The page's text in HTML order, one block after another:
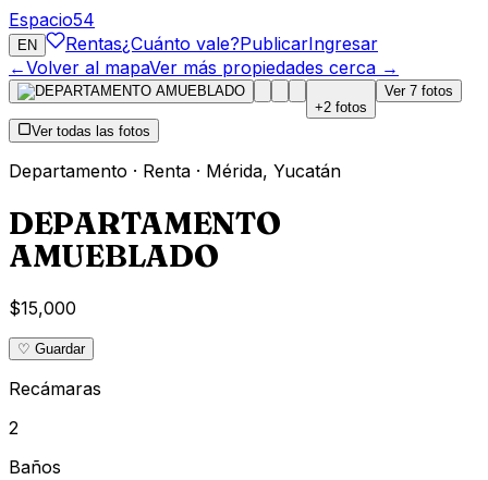
Espacio54
EN Rentas¿Cuánto vale?PublicarIngresar
←Volver al mapaVer más propiedades cerca →
+2 fotos
Ver 7 fotos
Ver todas las fotos
Departamento · Renta · Mérida, Yucatán
DEPARTAMENTO
AMUEBLADO
$15,000
♡ Guardar
Recámaras
2
Baños